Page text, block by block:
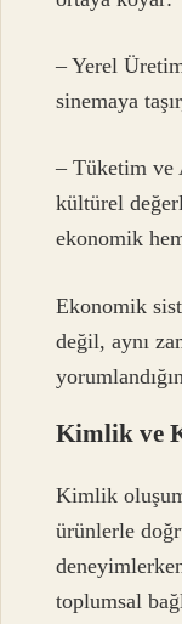
– Yerel
sinemaya
– Tüketim ve
kültürel
ekonomik
Ekonomik
değil, aynı
Kimlik ve
Kimlik
ürünlerle
toplumsal